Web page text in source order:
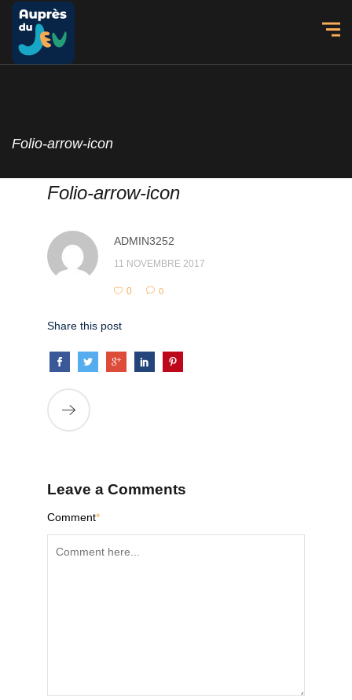
Folio-arrow-icon
Folio-arrow-icon
ADMIN3252
11 NOVEMBRE 2017
0 0
Share this post
Leave a Comments
Comment*